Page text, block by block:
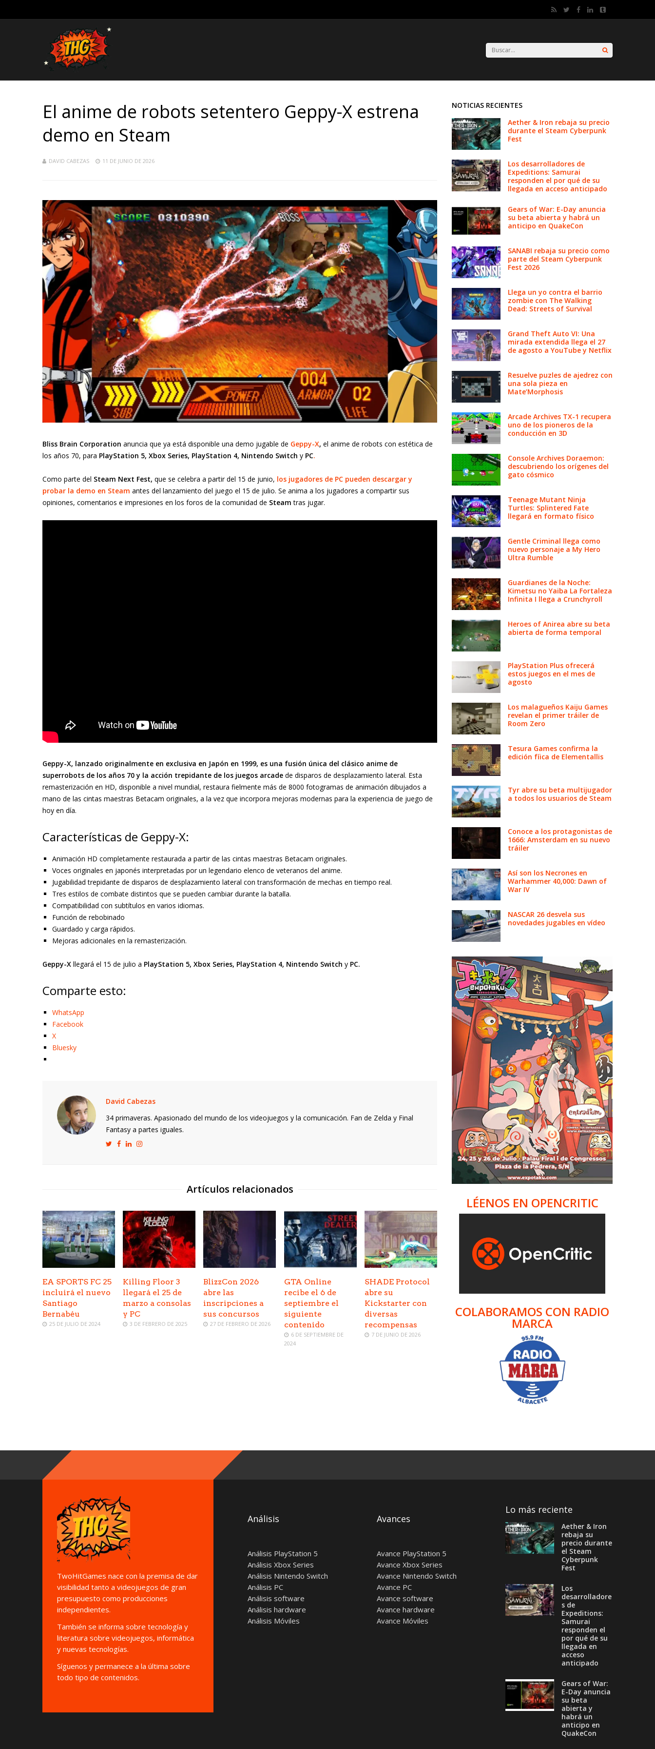
El anime de robots setentero Geppy-X estrena
demo en Steam
DAVID CABEZAS 11 DE JUNIO DE 2026
Bliss Brain Corporation anuncia que ya está disponible una demo jugable de Geppy-X, el anime de robots con estética de
los años 70, para PlayStation 5, Xbox Series, PlayStation 4, Nintendo Switch y PC.
Como parte del Steam Next Fest, que se celebra a partir del 15 de junio, los jugadores de PC pueden descargar y
probar la demo en Steam antes del lanzamiento del juego el 15 de julio. Se anima a los jugadores a compartir sus
opiniones, comentarios e impresiones en los foros de la comunidad de Steam tras jugar.
Geppy-X, lanzado originalmente en exclusiva en Japón en 1999, es una fusión única del clásico anime de
superrobots de los años 70 y la acción trepidante de los juegos arcade de disparos de desplazamiento lateral. Esta
remasterización en HD, disponible a nivel mundial, restaura fielmente más de 8000 fotogramas de animación dibujados a
mano de las cintas maestras Betacam originales, a la vez que incorpora mejoras modernas para la experiencia de juego de
hoy en día.
Características de Geppy-X:
Animación HD completamente restaurada a partir de las cintas maestras Betacam originales.
Voces originales en japonés interpretadas por un legendario elenco de veteranos del anime.
Jugabilidad trepidante de disparos de desplazamiento lateral con transformación de mechas en tiempo real.
Tres estilos de combate distintos que se pueden cambiar durante la batalla.
Compatibilidad con subtítulos en varios idiomas.
Función de rebobinado
Guardado y carga rápidos.
Mejoras adicionales en la remasterización.
Geppy-X llegará el 15 de julio a PlayStation 5, Xbox Series, PlayStation 4, Nintendo Switch y PC.
Comparte esto:
WhatsApp
Facebook
X
Bluesky
David Cabezas
34 primaveras. Apasionado del mundo de los videojuegos y la comunicación. Fan de Zelda y Final
Fantasy a partes iguales.
Artículos relacionados
EA SPORTS FC 25
incluirá el nuevo
Santiago
Bernabéu
25 DE JULIO DE 2024
Killing Floor 3
llegará el 25 de
marzo a consolas
y PC
3 DE FEBRERO DE 2025
BlizzCon 2026
abre las
inscripciones a
sus concursos
27 DE FEBRERO DE 2026
GTA Online
recibe el 6 de
septiembre el
siguiente
contenido
6 DE SEPTIEMBRE DE
2024
SHADE Protocol
abre su
Kickstarter con
diversas
recompensas
7 DE JUNIO DE 2026
NOTICIAS RECIENTES
Aether & Iron rebaja su precio
durante el Steam Cyberpunk
Fest
Los desarrolladores de
Expeditions: Samurai
responden el por qué de su
llegada en acceso anticipado
Gears of War: E-Day anuncia
su beta abierta y habrá un
anticipo en QuakeCon
SANABI rebaja su precio como
parte del Steam Cyberpunk
Fest 2026
Llega un yo contra el barrio
zombie con The Walking
Dead: Streets of Survival
Grand Theft Auto VI: Una
mirada extendida llega el 27
de agosto a YouTube y Netflix
Resuelve puzles de ajedrez con
una sola pieza en
Mate’Morphosis
Arcade Archives TX-1 recupera
uno de los pioneros de la
conducción en 3D
Console Archives Doraemon:
descubriendo los orígenes del
gato cósmico
Teenage Mutant Ninja
Turtles: Splintered Fate
llegará en formato físico
Gentle Criminal llega como
nuevo personaje a My Hero
Ultra Rumble
Guardianes de la Noche:
Kimetsu no Yaiba La Fortaleza
Infinita I llega a Crunchyroll
Heroes of Anirea abre su beta
abierta de forma temporal
PlayStation Plus ofrecerá
estos juegos en el mes de
agosto
Los malagueños Kaiju Games
revelan el primer tráiler de
Room Zero
Tesura Games confirma la
edición fíica de Elementallis
Tyr abre su beta multijugador
a todos los usuarios de Steam
Conoce a los protagonistas de
1666: Amsterdam en su nuevo
tráiler
Así son los Necrones en
Warhammer 40,000: Dawn of
War IV
NASCAR 26 desvela sus
novedades jugables en vídeo
LÉENOS EN OPENCRITIC
COLABORAMOS CON RADIO
MARCA
TwoHitGames nace con la premisa de dar
visibilidad tanto a videojuegos de gran
presupuesto como producciones
independientes.
También se informa sobre tecnología y
literatura sobre videojuegos, informática
y nuevas tecnologías.
Síguenos y permanece a la última sobre
todo tipo de contenidos.
Análisis
Análisis PlayStation 5
Análisis Xbox Series
Análisis Nintendo Switch
Análisis PC
Análisis software
Análisis hardware
Análisis Móviles
Avances
Avance PlayStation 5
Avance Xbox Series
Avance Nintendo Switch
Avance PC
Avance software
Avance hardware
Avance Móviles
Lo más reciente
Aether & Iron
rebaja su
precio durante
el Steam
Cyberpunk
Fest
Los
desarrolladore
s de
Expeditions:
Samurai
responden el
por qué de su
llegada en
acceso
anticipado
Gears of War:
E-Day anuncia
su beta
abierta y
habrá un
anticipo en
QuakeCon